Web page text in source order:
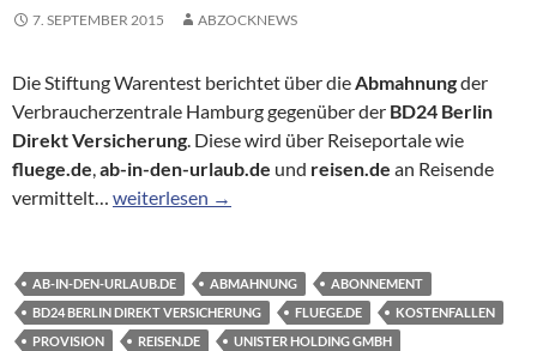
7. SEPTEMBER 2015 ABZOCKNEWS
Die Stiftung Warentest berichtet über dieAbmahnungder
Verbraucherzentrale Hamburg gegenüber der BD24 Berlin
Direkt Versicherung. Diese wird über Reiseportale wie
fluege.de,ab-in-den-urlaub.de und reisen.de an Reisende
vermittelt… Abofalle bei Reiseversicherungen – BD24
weiterlesen →
AB-IN-DEN-URLAUB.DE ABMAHNUNG
ABONNEMENT
BD24 BERLIN DIREKT VERSICHERUNG
FLUEGE.DE
KOSTENFALLEN
PROVISION
REISEN.DE
UNISTER HOLDING GMBH